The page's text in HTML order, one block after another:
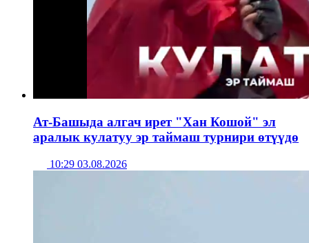
Ат-Башыда алгач ирет "Хан Кошой" эл
аралык кулатуу эр таймаш турнири өтүүдө
10:29 03.08.2026